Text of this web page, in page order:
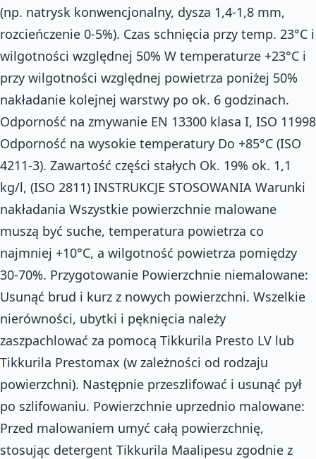
(np. natrysk konwencjonalny, dysza 1,4-1,8 mm,
rozcieńczenie 0-5%). Czas schnięcia przy temp. 23°C i
wilgotności względnej 50% W temperaturze +23°C i
przy wilgotności względnej powietrza poniżej 50%
nakładanie kolejnej warstwy po ok. 6 godzinach.
Odporność na zmywanie EN 13300 klasa I, ISO 11998
Odporność na wysokie temperatury Do +85°C (ISO
4211-3). Zawartość części stałych Ok. 19% ok. 1,1
kg/l, (ISO 2811) INSTRUKCJE STOSOWANIA Warunki
nakładania Wszystkie powierzchnie malowane
muszą być suche, temperatura powietrza co
najmniej +10°C, a wilgotność powietrza pomiędzy
30-70%. Przygotowanie Powierzchnie niemalowane:
Usunąć brud i kurz z nowych powierzchni. Wszelkie
nierówności, ubytki i pęknięcia należy
zaszpachlować za pomocą Tikkurila Presto LV lub
Tikkurila Prestomax (w zależności od rodzaju
powierzchni). Następnie przeszlifować i usunąć pył
po szlifowaniu. Powierzchnie uprzednio malowane:
Przed malowaniem umyć całą powierzchnię,
stosując detergent Tikkurila Maalipesu zgodnie z